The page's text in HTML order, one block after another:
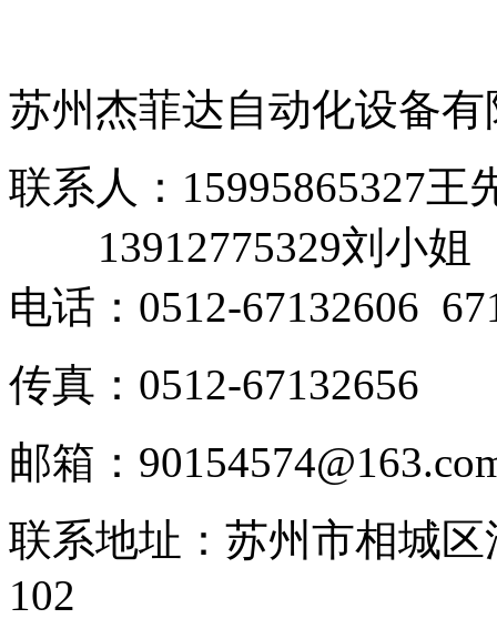
苏州杰菲达自动化设备有
联系人：15995865327王
13912775329刘小姐
电话：0512-67132606
传真：0512-67132656
邮箱：
联系地址：苏州市相城
102